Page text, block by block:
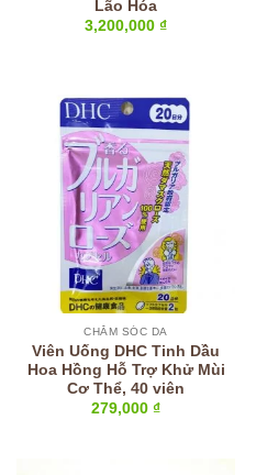
Lão Hóa
3,200,000 ₫
CHĂM SÓC DA
Viên Uống DHC Tinh Dầu
Hoa Hồng Hỗ Trợ Khử Mùi
Cơ Thể, 40 viên
279,000 ₫